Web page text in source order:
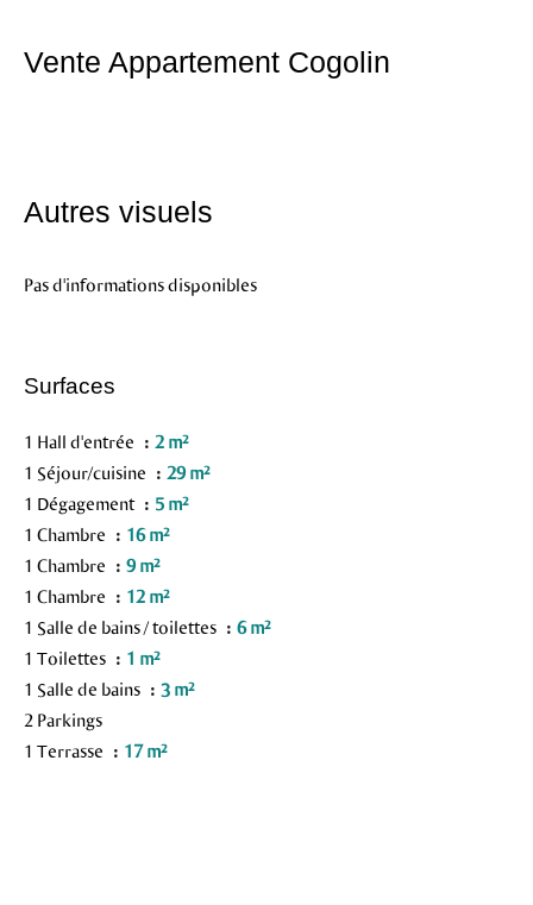
Vente Appartement Cogolin
Autres visuels
Pas d'informations disponibles
Surfaces
1 Hall d'entrée
2 m²
1 Séjour/cuisine
29 m²
1 Dégagement
5 m²
1 Chambre
16 m²
1 Chambre
9 m²
1 Chambre
12 m²
1 Salle de bains / toilettes
6 m²
1 Toilettes
1 m²
1 Salle de bains
3 m²
2 Parkings
1 Terrasse
17 m²